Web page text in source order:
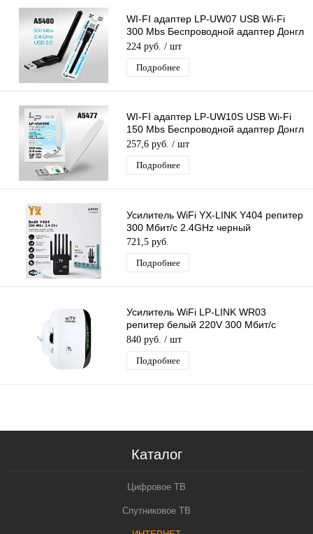
WI-FI адаптер LP-UW07 USB Wi-Fi
300 Mbs Беспроводной адаптер Донгл
с антенной MTK7601
224 руб. / шт
Подробнее
WI-FI адаптер LP-UW10S USB Wi-Fi
150 Mbs Беспроводной адаптер Донгл
с антенной MTK7601
257,6 руб. / шт
Подробнее
Усилитель WiFi YX-LINK Y404 репитер
300 Мбит/с 2.4GHz черный
721,5 руб.
Подробнее
Усилитель WiFi LP-LINK WR03
репитер белый 220V 300 Мбит/с
802.11B
840 руб. / шт
Подробнее
Каталог
Цифровое ТВ
Спутниковое ТВ